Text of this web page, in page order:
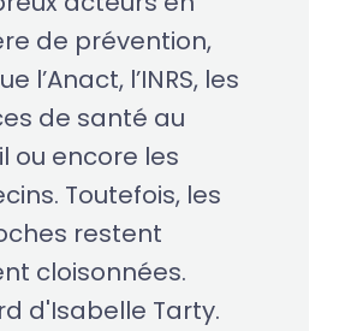
de prévention,
l’Anact, l’INRS, les
de santé au
ou encore les
Toutefois, les
restent
cloisonnées.
d'Isabelle Tarty.